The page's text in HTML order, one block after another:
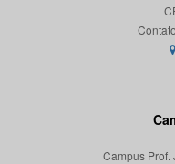
Campus Prof.